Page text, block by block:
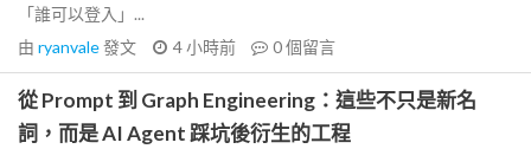
「誰可以登入」...
由 ryanvale發文 4 小時前 0個留言
從 Prompt 到 Graph Engineering：這些不只是新名
詞，而是 AI Agent 踩坑後衍生的工程